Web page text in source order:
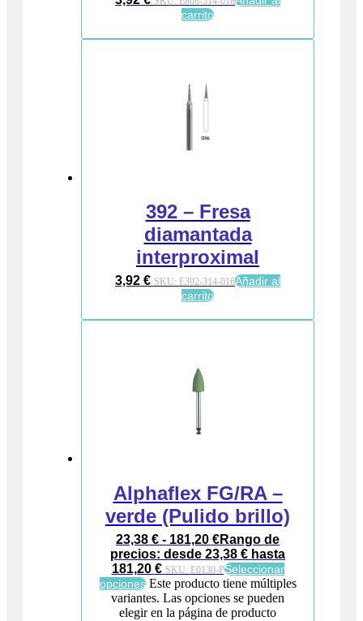
carrito
392 – Fresa
diamantada
interproximal
3,92 € SKU: E392-314-016Añadir al
carrito
Alphaflex FG/RA –
verde (Pulido brillo)
23,38 € - 181,20 €Rango de
precios: desde 23,38 € hasta
181,20 € SKU: E0130-PSeleccionar
opciones Este producto tiene múltiples
variantes. Las opciones se pueden
elegir en la página de producto